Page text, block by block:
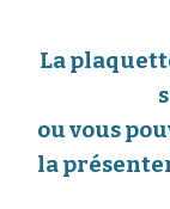
La
ou vous
la